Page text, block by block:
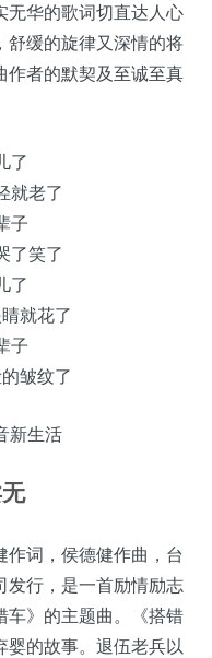
无华的歌词切直达人心
舒缓的旋律又深情的将
作者的默契及至诚至真
了
就老了
子
了笑了
了
就花了
子
皱纹了
作词，侯德健作曲，台
发行，是一首励情励志
车》的主题曲。《搭错
婴的故事。退伍老兵以